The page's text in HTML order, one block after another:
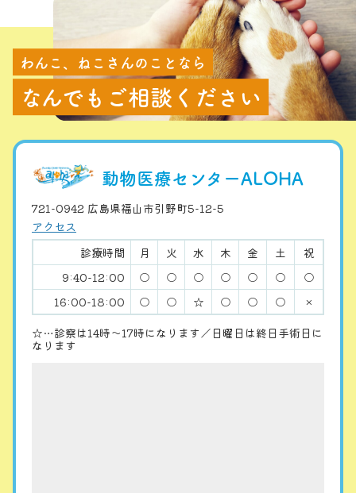
わんこ、ねこさんのことなら
なんでもご相談ください
動物医療センターALOHA
721-0942 広島県福山市引野町5-12-5
アクセス
診療時間
月 火 水 木 金 土
祝
9:40-12:00
○ ○ ○ ○ ○ ○
○
16:00-18:00
○ ○ ☆ ○ ○ ○
×
☆…診察は14時〜17時になります／日曜日は終日手術日に
なります